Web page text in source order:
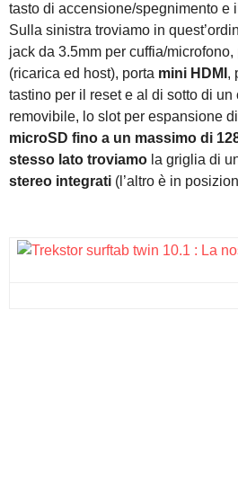
tasto di accensione/spegnimento e
Sulla sinistra troviamo in
jack da 3.5mm per cuffia/
(ricarica ed host), porta mini HDMI ,
tastino per il reset e al di sotto di
removibile, lo slot per espansione
microSD fino a un massimo di
stesso lato troviamo la griglia di
stereo integrati (l’altro è in